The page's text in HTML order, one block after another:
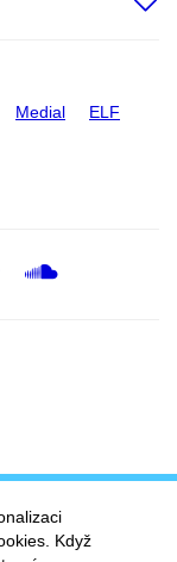
Medial ELF
Když